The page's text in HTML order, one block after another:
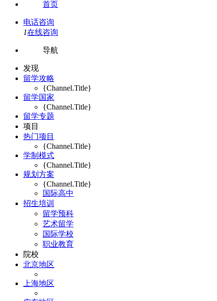
首页
电话咨询
1在线咨询
导航
发现
留学攻略
{Channel.Title}
留学国家
{Channel.Title}
留学专题
项目
热门项目
{Channel.Title}
学制模式
{Channel.Title}
规划方案
{Channel.Title}
国际高中
招生培训
留学预科
艺术留学
国际学校
职业教育
院校
北京地区
上海地区